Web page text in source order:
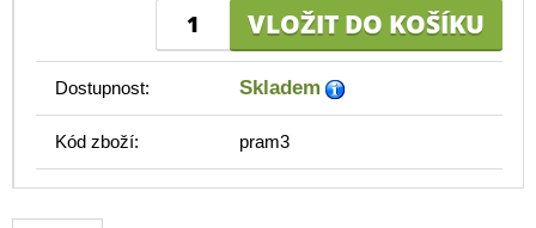
Dostupnost: Skladem
Kód zboží: pram3